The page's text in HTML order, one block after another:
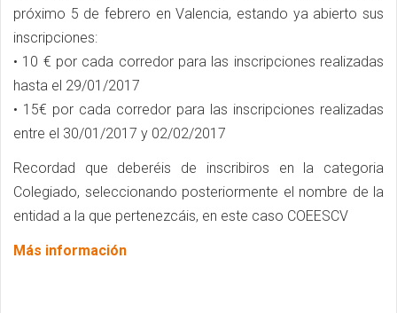
próximo 5 de febrero en Valencia, estando ya abierto sus
inscripciones:
• 10 € por cada corredor para las inscripciones realizadas
hasta el 29/01/2017
• 15€ por cada corredor para las inscripciones realizadas
entre el 30/01/2017 y 02/02/2017
Recordad que deberéis de inscribiros en la categoria
Colegiado, seleccionando posteriormente el nombre de la
entidad a la que pertenezcáis, en este caso COEESCV
Más información